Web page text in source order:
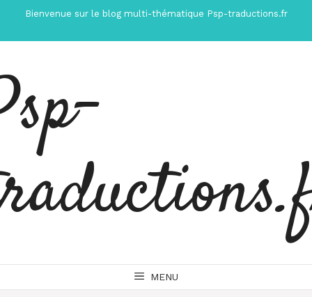
contenu
Bienvenue sur le blog multi-thématique Psp-traductions.fr
MENU